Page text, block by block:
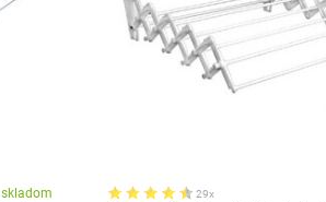
skladom 29x